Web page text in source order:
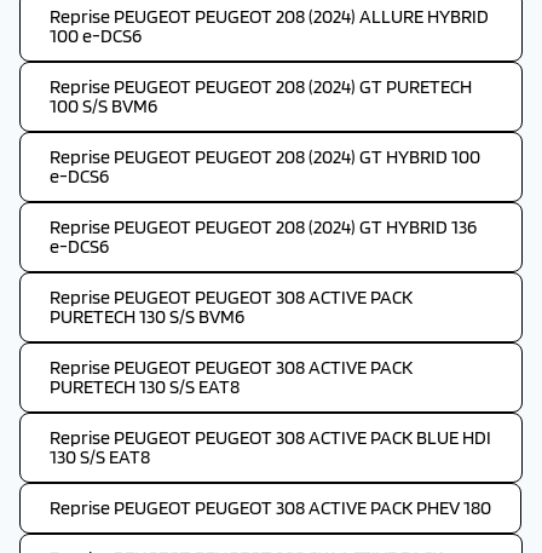
Reprise PEUGEOT PEUGEOT 208 (2024) ALLURE HYBRID
100 e-DCS6
Reprise PEUGEOT PEUGEOT 208 (2024) GT PURETECH
100 S/S BVM6
Reprise PEUGEOT PEUGEOT 208 (2024) GT HYBRID 100
e-DCS6
Reprise PEUGEOT PEUGEOT 208 (2024) GT HYBRID 136
e-DCS6
Reprise PEUGEOT PEUGEOT 308 ACTIVE PACK
PURETECH 130 S/S BVM6
Reprise PEUGEOT PEUGEOT 308 ACTIVE PACK
PURETECH 130 S/S EAT8
Reprise PEUGEOT PEUGEOT 308 ACTIVE PACK BLUE HDI
130 S/S EAT8
Reprise PEUGEOT PEUGEOT 308 ACTIVE PACK PHEV 180